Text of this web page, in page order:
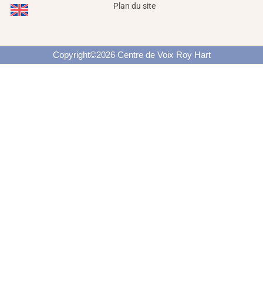
Plan du site
Copyright©2026 Centre de Voix Roy Hart